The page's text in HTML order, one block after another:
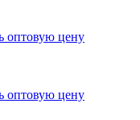
оптовую цену
оптовую цену